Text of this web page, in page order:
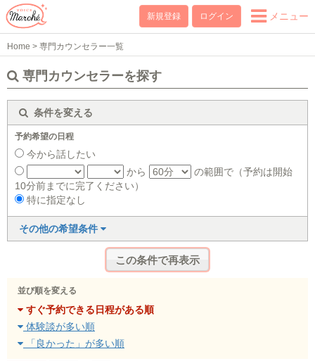
新規登録 ログイン メニュー
Home > 専門カウンセラー一覧
専門カウンセラーを探す
条件を変える
予約希望の日程
今から話したい
から
の範囲で（予約は開始
10分前までに完了ください）
特に指定なし
その他の希望条件
並び順を変える
すぐ予約できる日程がある順
体験談が多い順
「良かった」が多い順